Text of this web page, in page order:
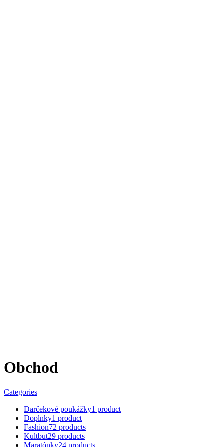
Obchod
Categories
Darčekové poukážky1 product
Doplnky1 product
Fashion72 products
Kultbut29 products
Maratónky24 products